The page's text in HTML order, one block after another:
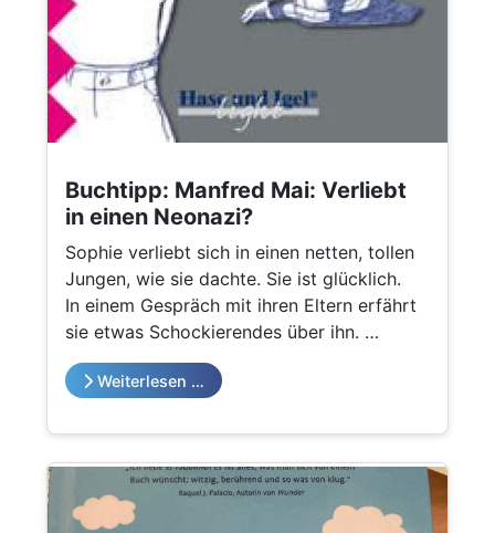
Buchtipp: Manfred Mai: Verliebt
in einen Neonazi?
Sophie verliebt sich in einen netten, tollen
Jungen, wie sie dachte. Sie ist glücklich.
In einem Gespräch mit ihren Eltern erfährt
sie etwas Schockierendes über ihn.
Was soll sie jetzt tun?
Weiterlesen …